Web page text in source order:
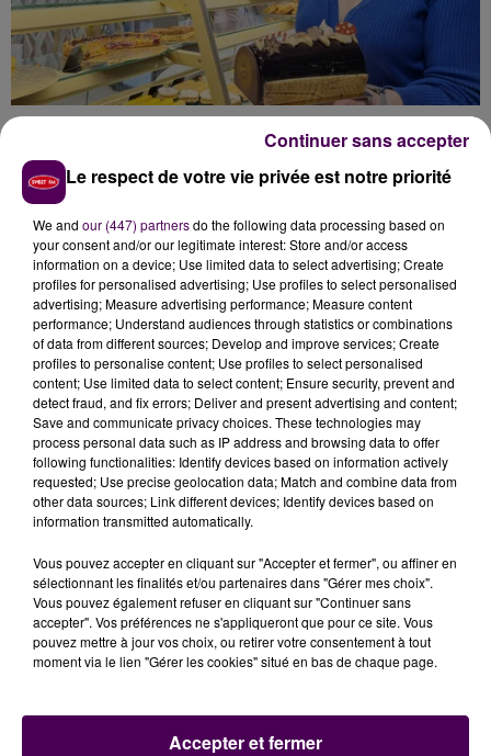
A L’APPROCHE DES FÊTES, ILS NOUS METTENT DÉJÀ L’EAU À LA
V AND B FEST' : HOSHI... ET PAS QUE, EN TÊTE D'AFFICHE POUR
2025 !
Le respect de votre vie privée est notre priorité
We and our (447) partnersdo the following data processing based on
your consent and/or our legitimate interest: Store and/or access
information on a device; Use limited data to select advertising; Create
profiles for personalised advertising; Use profiles to select personalised
advertising; Measure advertising performance; Measure content
performance; Understand audiences through statistics or combinations
of data from different sources; Develop and improve services; Create
profiles to personalise content; Use profiles to select personalised
content; Use limited data to select content; Ensure security, prevent and
detect fraud, and fix errors; Deliver and present advertising and content;
Save and communicate privacy choices. These technologies may
process personal data such as IP address and browsing data to offer
following functionalities: Identify devices based on information actively
requested; Use precise geolocation data; Match and combine data from
other data sources; Link different devices; Identify devices based on
information transmitted automatically.
Vous pouvez accepter en cliquant sur "Accepter et fermer", ou affiner en
sélectionnant les finalités et/ou partenaires dans "Gérer mes choix".
Vous pouvez également refuser en cliquant sur "Continuer sans
accepter". Vos préférences ne s'appliqueront que pour ce site. Vous
pouvez mettre à jour vos choix, ou retirer votre consentement à tout
moment via le lien "Gérer les cookies" situé en bas de chaque page.
Accepter et fermer
Continuer sans accepter